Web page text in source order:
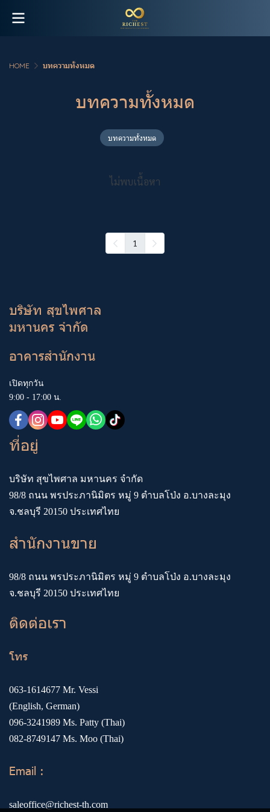
HOME บทความทั้งหมด
บทความทั้งหมด
บทความทั้งหมด
ไม่พบเนื้อหา
1
บริษัท สุขไพศาล
มหานคร จำกัด
อาคารสำนักงาน
เปิดทุกวัน
9:00 - 17:00 น.
ที่อยู่
บริษัท สุขไพศาล มหานคร จำกัด
98/8 ถนน พรประภานิมิตร หมู่ 9 ตำบลโป่ง อ.บางละมุง
จ.ชลบุรี 20150 ประเทศไทย
สำนักงานขาย
98/8 ถนน พรประภานิมิตร หมู่ 9 ตำบลโป่ง อ.บางละมุง
จ.ชลบุรี 20150 ประเทศไทย
ติดต่อเรา
โทร
063-1614677 Mr. Vessi
(English, German)
096-3241989 Ms. Patty (Thai)
082-8749147 Ms. Moo (Thai)
Email :
saleoffice@richest-th.com